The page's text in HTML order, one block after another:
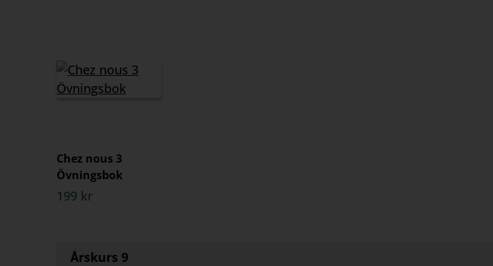
Chez nous 3
Övningsbok
199 kr
Årskurs 9